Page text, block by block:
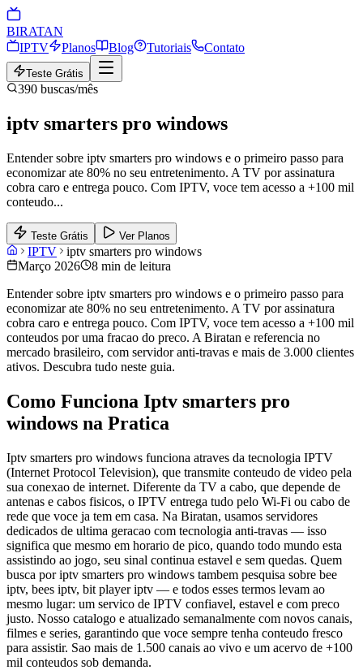
BIRATAN
IPTV
Planos Blog Tutoriais Contato
Teste Grátis
390 buscas/mês
iptv smarters pro windows
Entender sobre iptv smarters pro windows e o primeiro passo para
economizar ate 80% no seu entretenimento. A TV por assinatura
cobra caro e entrega pouco. Com IPTV, voce tem acesso a +100 mil
conteudo...
Teste Grátis Ver Planos
IPTV
iptv smarters pro windows
Março 2026
8 min de leitura
Entender sobre iptv smarters pro windows e o primeiro passo para
economizar ate 80% no seu entretenimento. A TV por assinatura
cobra caro e entrega pouco. Com IPTV, voce tem acesso a +100 mil
conteudos por uma fracao do preco. A Biratan e referencia no
mercado brasileiro, com servidor anti-travas e mais de 3.000 clientes
ativos. Descubra tudo neste guia.
Como Funciona Iptv smarters pro
windows na Pratica
Iptv smarters pro windows funciona atraves da tecnologia IPTV
(Internet Protocol Television), que transmite conteudo de video pela
sua conexao de internet. Diferente da TV a cabo, que depende de
antenas e cabos fisicos, o IPTV entrega tudo pelo Wi-Fi ou cabo de
rede que voce ja tem em casa. Na Biratan, usamos servidores
dedicados de ultima geracao com tecnologia anti-travas — isso
significa que mesmo em horario de pico, quando todo mundo esta
assistindo ao jogo, seu sinal continua estavel e sem quedas. Quem
busca por iptv smarters pro windows tambem pesquisa sobre bee
iptv, bees iptv, bit player iptv — e todos esses termos levam ao
mesmo lugar: um servico de IPTV confiavel, estavel e com preco
justo. Nosso catalogo e atualizado semanalmente com novos canais,
filmes e series, garantindo que voce sempre tenha conteudo fresco
para assistir. Sao mais de 1.500 canais ao vivo e um acervo de +100
mil conteudos sob demanda.